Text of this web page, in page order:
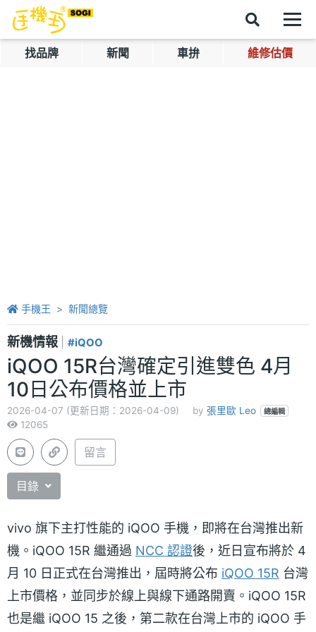
找品牌 新聞 車拚 維修估價
手機王 新聞總覽
新機情報 #iQOO
iQOO 15R台灣確定引進雙色 4月
10日公布價格並上市
2026-04-07 (更新日期：2026-04-09) by 張里歐 Leo 總編輯
12065
留言
目錄
vivo 旗下主打性能的 iQOO 手機，即將在台灣推出新
機。iQOO 15R 繼通過 NCC 認證後，近日宣布將於 4
月 10 日正式在台灣推出，屆時將公布 iQOO 15R 台灣
上市價格，並同步於線上與線下通路開賣。iQOO 15R
也是繼 iQOO 15 之後，第二款在台灣上市的 iQOO 手